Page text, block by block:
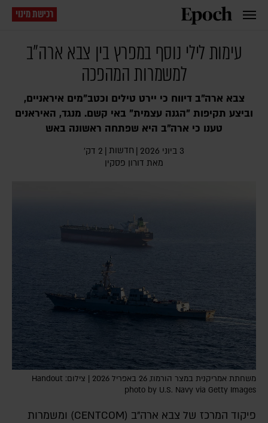
רכישת מינוי
עימות לילי נוסף במפרץ בין צבא ארה"ב
למשמרות המהפכה
צבא ארה"ב דיווח כי יירט טילים וכטב"מים איראניים,
וביצע תקיפות "הגנה עצמית" באי קשם. מנגד, האיראנים
טענו כי ארה"ב היא שפתחה ראשונה באש
3 ביוני 2026 | חדשות | 2 דק׳
מאת דורון פסקין
משחתת אמריקנית במצר הורמוז, 26 באפריל 2026 | צילום: Handout
photo by U.S. Navy via Getty Images
פיקוד המרכז של צבא ארה"ב (CENTCOM) ומשמרות